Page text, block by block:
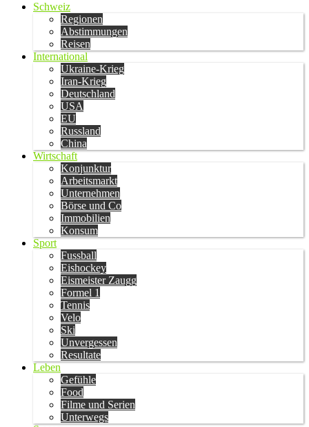
Schweiz
Regionen
Abstimmungen
Reisen
International
Ukraine-Krieg
Iran-Krieg
Deutschland
USA
EU
Russland
China
Wirtschaft
Konjunktur
Arbeitsmarkt
Unternehmen
Börse und Co
Immobilien
Konsum
Sport
Fussball
Eishockey
Eismeister Zaugg
Formel 1
Tennis
Velo
Ski
Unvergessen
Resultate
Leben
Gefühle
Food
Filme und Serien
Unterwegs